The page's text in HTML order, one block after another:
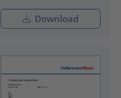
Download